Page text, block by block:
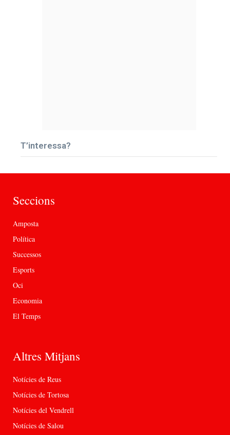
T’interessa?
Seccions
Amposta
Política
Successos
Esports
Oci
Economia
El Temps
Altres Mitjans
Notícies de Reus
Notícies de Tortosa
Notícies del Vendrell
Notícies de Salou